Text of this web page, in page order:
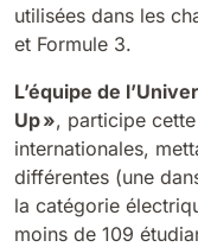
810
Autolaveuses
Voir tous
Magnum
Bull 200
utilisées dans les
et Formule 3.
L’équipe de
Up », participe
internationales,
différentes (une
la catégorie
moins de 109